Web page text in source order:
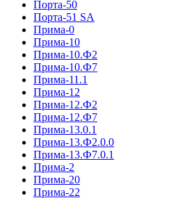
Порта-50
Порта-51 SA
Прима-0
Прима-10
Прима-10.Ф2
Прима-10.Ф7
Прима-11.1
Прима-12
Прима-12.Ф2
Прима-12.Ф7
Прима-13.0.1
Прима-13.Ф2.0.0
Прима-13.Ф7.0.1
Прима-2
Прима-20
Прима-22